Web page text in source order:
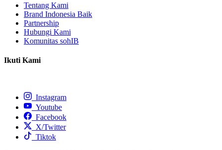
Tentang Kami
Brand Indonesia Baik
Partnership
Hubungi Kami
Komunitas sohIB
Ikuti Kami
Instagram
Youtube
Facebook
X/Twitter
Tiktok